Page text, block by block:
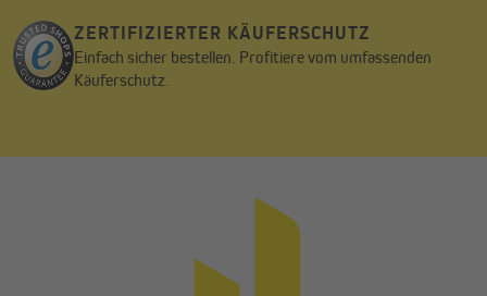
ZERTIFIZIERTER KÄUFERSCHUTZ
Einfach sicher bestellen. Profitiere vom umfassenden
Käuferschutz.